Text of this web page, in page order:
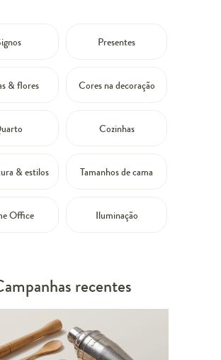
Presentes
& flores Cores na decoração
Cozinhas
& estilos Tamanhos de cama
Office Iluminação
recentes